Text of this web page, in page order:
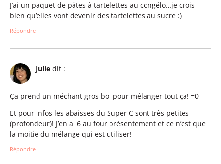
J’ai un paquet de pâtes à tartelettes au congélo…je crois
bien qu’elles vont devenir des tartelettes au sucre :)
Répondre
Julie dit :
Ça prend un méchant gros bol pour mélanger tout ça! =0
Et pour infos les abaisses du Super C sont très petites
(profondeur)! J’en ai 6 au four présentement et ce n’est que
la moitié du mélange qui est utiliser!
Répondre